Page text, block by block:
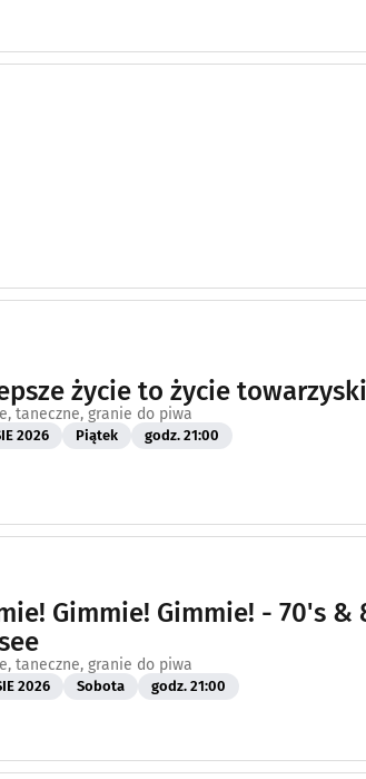
życie to życie
taneczne, granie do piwa
2026 Piątek godz. 21:00
Gimmie! Gimmie! - 70's &
taneczne, granie do piwa
2026 Sobota godz. 21:00